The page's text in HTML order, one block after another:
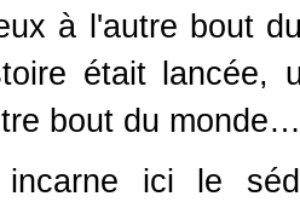
à l'autre bout
était lancée,
bout du monde…
ici le